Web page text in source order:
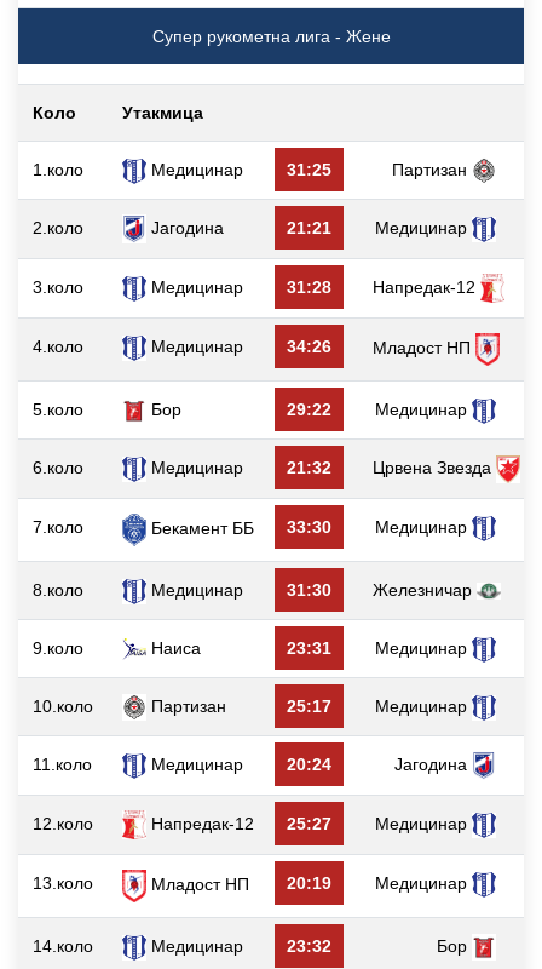
Супер рукометна лига - Жене
Коло Утакмица
1.коло Медицинар 31:25 Партизан
2.коло Јагодина 21:21 Медицинар
3.коло Медицинар 31:28 Напредак-12
4.коло Медицинар 34:26 Младост НП
5.коло Бор 29:22 Медицинар
6.коло Медицинар 21:32 Црвена Звезда
7.коло Бекамент ББ 33:30 Медицинар
8.коло Медицинар 31:30 Железничар
9.коло Наиса 23:31 Медицинар
10.коло Партизан 25:17 Медицинар
11.коло Медицинар 20:24 Јагодина
12.коло Напредак-12 25:27 Медицинар
13.коло Младост НП 20:19 Медицинар
14.коло Медицинар 23:32 Бор